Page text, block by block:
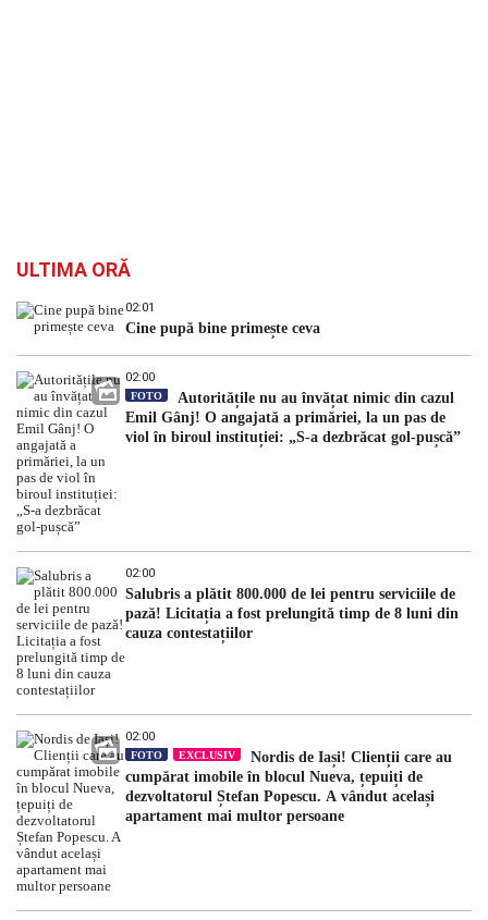
ULTIMA ORĂ
02:01
Cine pupă bine primește ceva
02:00
FOTO
Autoritățile nu au învățat nimic din cazul
Emil Gânj! O angajată a primăriei, la un pas de
viol în biroul instituției: „S-a dezbrăcat gol-pușcă”
02:00
Salubris a plătit 800.000 de lei pentru serviciile de
pază! Licitația a fost prelungită timp de 8 luni din
cauza contestațiilor
02:00
FOTO EXCLUSIV
Nordis de Iași! Clienții care au
cumpărat imobile în blocul Nueva, țepuiți de
dezvoltatorul Ștefan Popescu. A vândut același
apartament mai multor persoane